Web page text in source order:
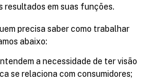
resultados em suas funções.
precisa saber como trabalhar
abaixo:
a necessidade de ter visão
se relaciona com consumidores;